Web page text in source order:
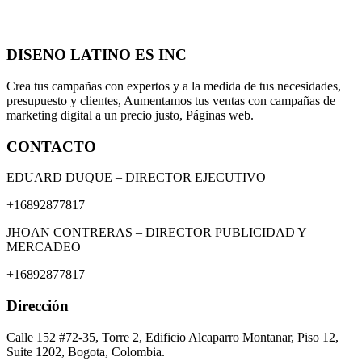
DISENO LATINO ES INC
Crea tus campañas con expertos y a la medida de tus necesidades,
presupuesto y clientes, Aumentamos tus ventas con campañas de
marketing digital a un precio justo, Páginas web.
CONTACTO
EDUARD DUQUE – DIRECTOR EJECUTIVO
+16892877817
JHOAN CONTRERAS – DIRECTOR PUBLICIDAD Y
MERCADEO
+16892877817
Dirección
Calle 152 #72-35, Torre 2, Edificio Alcaparro Montanar, Piso 12,
Suite 1202, Bogota, Colombia.